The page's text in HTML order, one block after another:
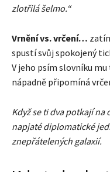
zlotřilá šelmo.“
Vrnění vs. vrčení…
spustí svůj spokojený
V jeho psím slovníku
nápadně připomíná
Když se ti dva potkají na
napjaté diplomatické
znepřátelených galaxií.